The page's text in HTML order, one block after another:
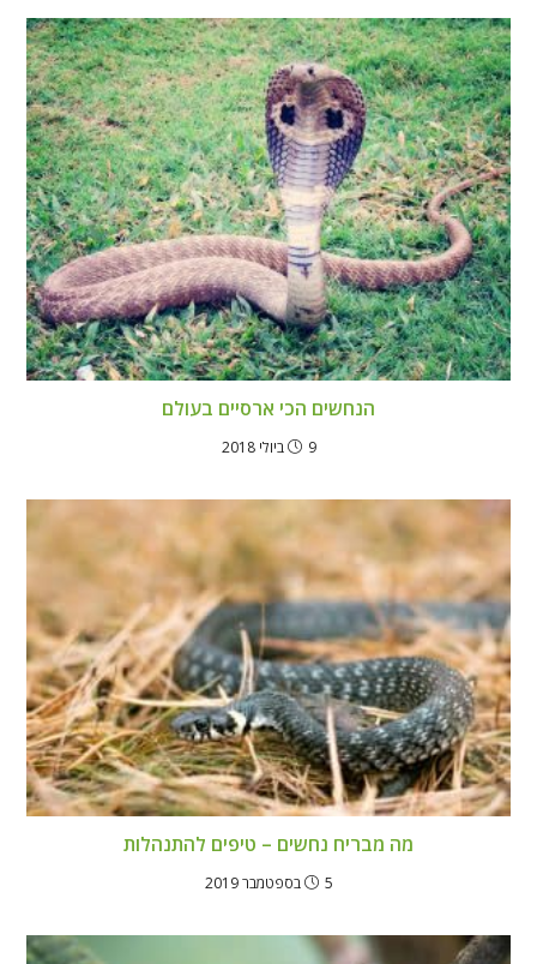
הנחשים הכי ארסיים בעולם
9 ביולי 2018
מה מבריח נחשים – טיפים להתנהלות
5 בספטמבר 2019